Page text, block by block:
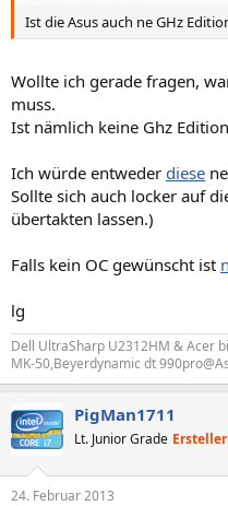
Ist die Asus auch ne GHz
Wollte ich gerade fragen,
muss.
Ist nämlich keine Ghz
Ich würde entweder diese
Sollte sich auch locker auf
übertakten lassen.)
Falls kein OC gewünscht ist
lg
Dell UltraSharp U2312HM & Acer
MK-50,Beyerdynamic dt
PigMan1711
Lt. Junior Grade
24. Februar 2013